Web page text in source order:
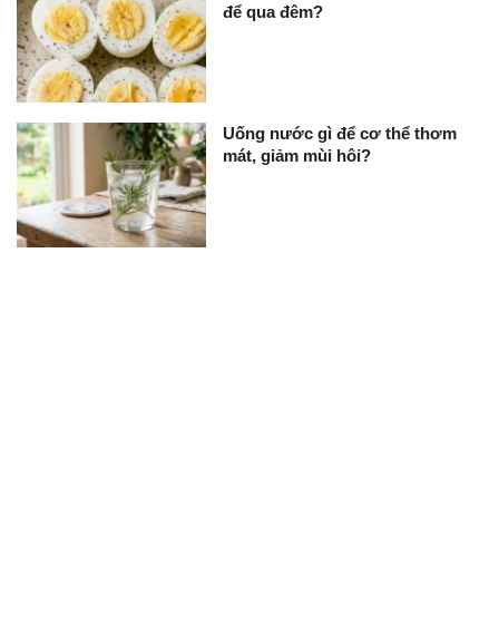
để qua đêm?
Uống nước gì để cơ thể thơm
mát, giảm mùi hôi?